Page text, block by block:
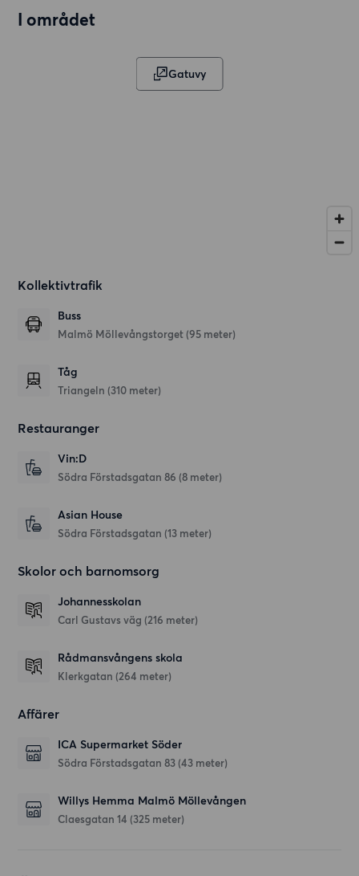
I området
Gatuvy
Kollektivtrafik
Buss
Malmö Möllevångstorget (95 meter)
Tåg
Triangeln (310 meter)
Restauranger
Vin:D
Södra Förstadsgatan 86 (8 meter)
Asian House
Södra Förstadsgatan (13 meter)
Skolor och barnomsorg
Johannesskolan
Carl Gustavs väg (216 meter)
Rådmansvångens skola
Klerkgatan (264 meter)
Affärer
ICA Supermarket Söder
Södra Förstadsgatan 83 (43 meter)
Willys Hemma Malmö Möllevången
Claesgatan 14 (325 meter)